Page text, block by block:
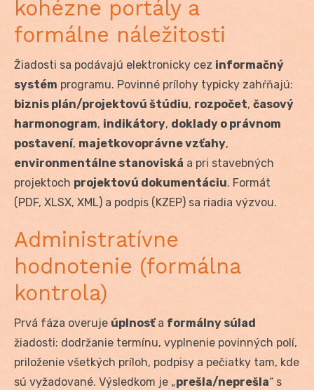
kohézne portály a
formálne náležitosti
Žiadosti sa podávajú elektronicky cez informačný
systém programu. Povinné prílohy typicky zahŕňajú:
biznis plán/projektovú štúdiu, rozpočet, časový
harmonogram, indikátory, doklady o právnom
postavení, majetkovoprávne vzťahy,
environmentálne stanoviská a pri stavebných
projektoch projektovú dokumentáciu. Formát
(PDF, XLSX, XML) a podpis (KZEP) sa riadia výzvou.
Administratívne
hodnotenie (formálna
kontrola)
Prvá fáza overuje úplnosťa formálny súlad
žiadosti: dodržanie termínu, vyplnenie povinných polí,
priloženie všetkých príloh, podpisy a pečiatky tam, kde
sú vyžadované. Výsledkom je „prešla/neprešla“ s